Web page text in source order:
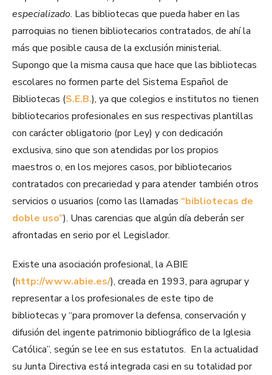
especializado. Las bibliotecas que pueda haber en las
parroquias no tienen bibliotecarios contratados, de ahí la
más que posible causa de la exclusión ministerial.
Supongo que la misma causa que hace que las bibliotecas
escolares no formen parte del Sistema Español de
Bibliotecas (S.E.B.), ya que colegios e institutos no tienen
bibliotecarios profesionales en sus respectivas plantillas
con carácter obligatorio (por Ley) y con dedicación
exclusiva, sino que son atendidas por los propios
maestros o, en los mejores casos, por bibliotecarios
contratados con precariedad y para atender también otros
servicios o usuarios (como las llamadas “bibliotecas de
doble uso”). Unas carencias que algún día deberán ser
afrontadas en serio por el Legislador.
Existe una asociación profesional, la ABIE
(http://www.abie.es/), creada en 1993, para agrupar y
representar a los profesionales de este tipo de
bibliotecas y “para promover la defensa, conservación y
difusión del ingente patrimonio bibliográfico de la Iglesia
Católica”, según se lee en sus estatutos. En la actualidad
su Junta Directiva está integrada casi en su totalidad por